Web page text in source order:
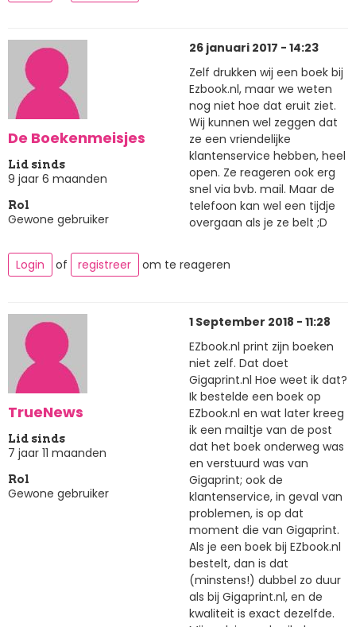
De Boekenmeisjes
Lid sinds
9 jaar 6 maanden
Rol
Gewone gebruiker
26 januari 2017 - 14:23
Zelf drukken wij een boek bij
Ezbook.nl, maar we weten
nog niet hoe dat eruit ziet.
Wij kunnen wel zeggen dat
ze een vriendelijke
klantenservice hebben, heel
open. Ze reageren ook erg
snel via bvb. mail. Maar de
telefoon kan wel een tijdje
overgaan als je ze belt ;D
Login of registreer om te reageren
TrueNews
Lid sinds
7 jaar 11 maanden
Rol
Gewone gebruiker
1 September 2018 - 11:28
EZbook.nl print zijn boeken
niet zelf. Dat doet
Gigaprint.nl Hoe weet ik dat?
Ik bestelde een boek op
EZbook.nl en wat later kreeg
ik een mailtje van de post
dat het boek onderweg was
en verstuurd was van
Gigaprint; ook de
klantenservice, in geval van
problemen, is op dat
moment die van Gigaprint.
Als je een boek bij EZbook.nl
bestelt, dan is dat
(minstens!) dubbel zo duur
als bij Gigaprint.nl, en de
kwaliteit is exact dezelfde.